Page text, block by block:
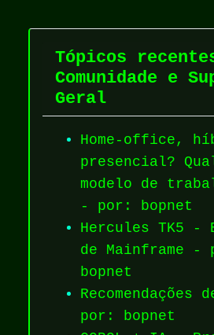
Tópicos
Comunidade e
Geral
Home-office,
presencial?
modelo de
- por: bopnet
Hercules TK5 -
de Mainframe -
bopnet
Recomendações
por: bopnet